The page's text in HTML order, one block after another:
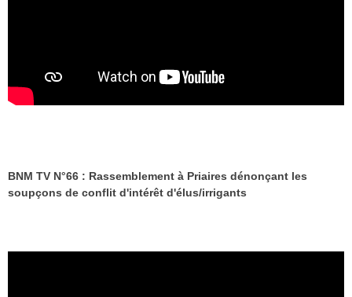
BNM TV N°66 : Rassemblement à Priaires dénonçant les
soupçons de conflit d'intérêt d'élus/irrigants